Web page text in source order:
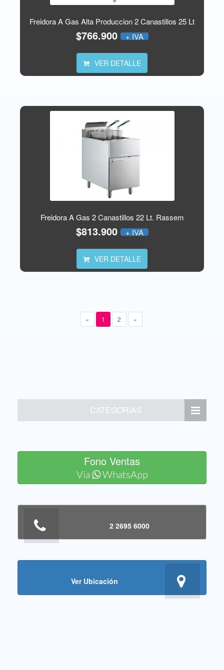
Freidora A Gas Alta Produccion 2 Canastillos 25 Lt
$766.900 + IVA
VER DETALLE
Freidora A Gas 2 Canastillos 22 Lt. Rassem
$813.900 + IVA
VER DETALLE
« 1 2 »
CATEGORIAS
Fono Ventas
Vía WhatsApp
2 2695 6000
Ver Ubicación